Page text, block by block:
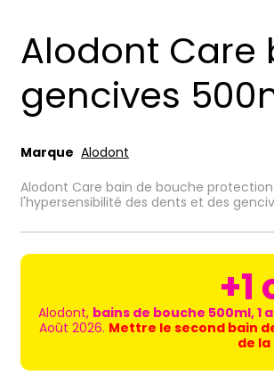
Alodont Care
gencives
Marque Alodont
Alodont Care bain de bouche
l'hypersensibilité des dents et des
Alodont, bains de bouche 500ml, 1
Août 2026. Mettre le second bain
de